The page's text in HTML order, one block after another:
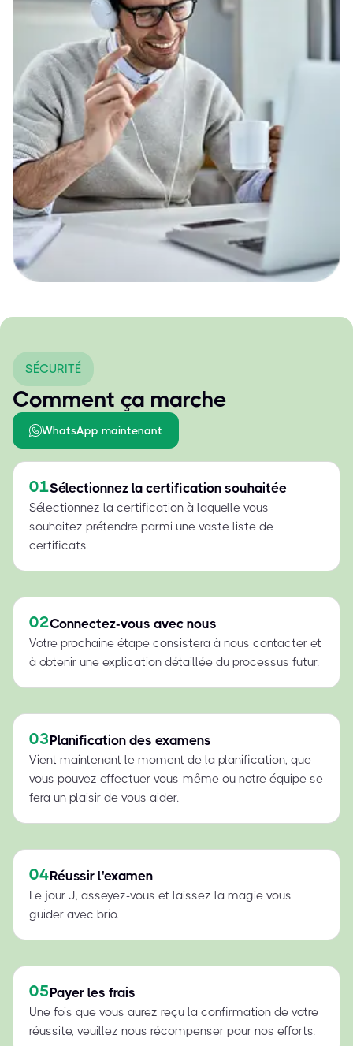
SÉCURITÉ
Comment ça marche
WhatsApp maintenant
01Sélectionnez la certification souhaitée
Sélectionnez la certification à laquelle vous
souhaitez prétendre parmi une vaste liste de
certificats.
02Connectez-vous avec nous
Votre prochaine étape consistera à nous contacter et
à obtenir une explication détaillée du processus futur.
03Planification des examens
Vient maintenant le moment de la planification, que
vous pouvez effectuer vous-même ou notre équipe se
fera un plaisir de vous aider.
04Réussir l'examen
Le jour J, asseyez-vous et laissez la magie vous
guider avec brio.
05Payer les frais
Une fois que vous aurez reçu la confirmation de votre
réussite, veuillez nous récompenser pour nos efforts.